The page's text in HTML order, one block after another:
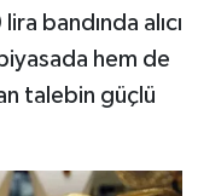
bandında alıcı
hem de
talebin güçlü